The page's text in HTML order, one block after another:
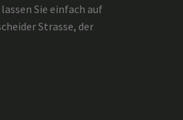
Sie einfach auf
Strasse, der